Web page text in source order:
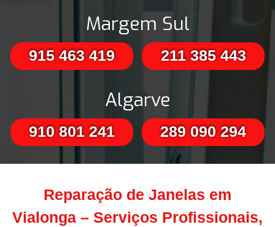
Margem Sul
915 463 419 211 385 443
Algarve
910 801 241 289 090 294
Reparação de Janelas em
Vialonga – Serviços Profissionais,